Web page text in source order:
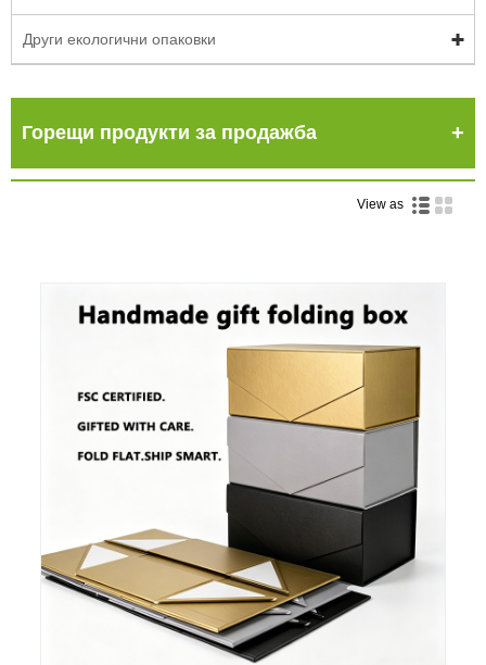
Други екологични опаковки
Горещи продукти за продажба
View as